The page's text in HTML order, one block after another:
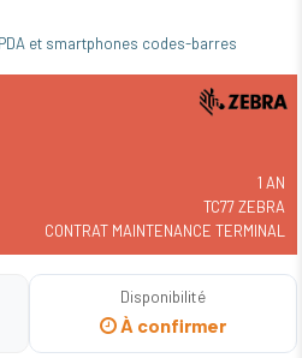
et smartphones codes-barres
1 AN
TC77 ZEBRA
CONTRAT MAINTENANCE TERMINAL
Disponibilité
À confirmer